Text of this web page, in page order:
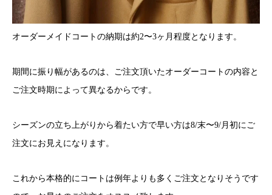
オーダーメイドコートの納期は約2〜3ヶ月程度となります。
期間に振り幅があるのは、ご注文頂いたオーダーコートの内容と
ご注文時期によって異なるからです。
シーズンの立ち上がりから着たい方で早い方は8/末〜9/月初にご
注文にお見えになります。
これから本格的にコートは例年よりも多くご注文となりそうです